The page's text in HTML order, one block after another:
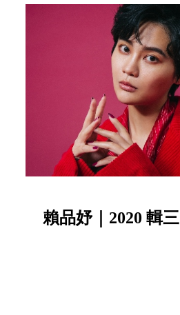
賴品妤｜2020 輯三